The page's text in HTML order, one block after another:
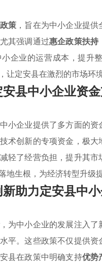
策 ，旨在为中小企业提
其强调通过惠企政策扶持
企业的运营成本，提升
让定安县在激烈的市场
县中小企业资
小企业提供了多方面的资
术创新的专项资金，极
轻了经营负担，提升其
地生根，为经济转型升级
助力定安县中
，为中小企业的发展注入
平。这些政策不仅提供
县在政策中明确支持优势